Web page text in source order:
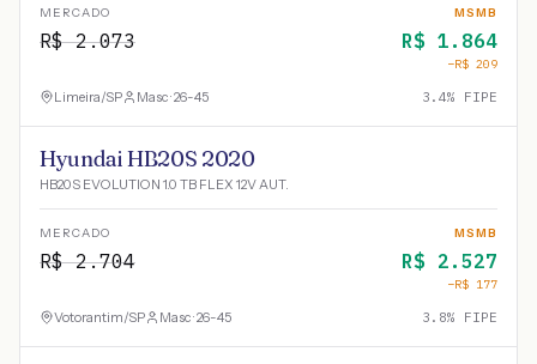
MERCADO
R$2.073
MSMB
R$ 1.864
−R$ 209
Limeira/SP Masc · 26-45 3.4% FIPE
Hyundai HB20S 2020
HB20S EVOLUTION 1.0 TB FLEX 12V AUT.
MERCADO
R$2.704
MSMB
R$ 2.527
−R$ 177
Votorantim/SP Masc · 26-45 3.8% FIPE